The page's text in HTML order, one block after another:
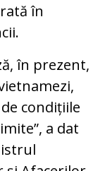
în
în prezent,
condițiile
a dat